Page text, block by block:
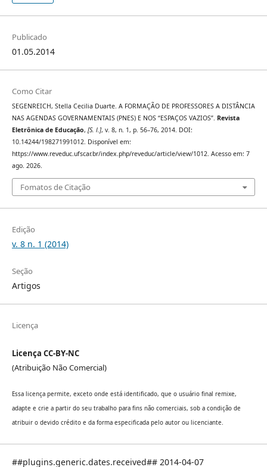
Publicado
01.05.2014
Como Citar
SEGENREICH, Stella Cecilia Duarte. A FORMAÇÃO DE PROFESSORES A DISTÂNCIA
NAS AGENDAS GOVERNAMENTAIS (PNES) E NOS “ESPAÇOS VAZIOS”. Revista
Eletrônica de Educação, [S. l.], v. 8, n. 1, p. 56–76, 2014. DOI:
10.14244/198271991012. Disponível em:
https://www.reveduc.ufscar.br/index.php/reveduc/article/view/1012. Acesso em: 7
ago. 2026.
Fomatos de Citação
Edição
v. 8 n. 1 (2014)
Seção
Artigos
Licença
Licença CC-BY-NC
(Atribuição Não Comercial)
Essa licença permite, exceto onde está identificado, que o usuário final remixe,
adapte e crie a partir do seu trabalho para fins não comerciais, sob a condição de
atribuir o devido crédito e da forma especificada pelo autor ou licenciante.
##plugins.generic.dates.received## 2014-04-07